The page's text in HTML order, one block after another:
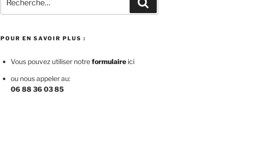
pour
:
POUR EN SAVOIR PLUS :
Vous pouvez utiliser notreformulaireici
ou nous appeler au:
06 88 36 03 85